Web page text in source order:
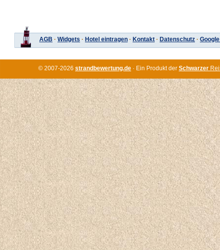
AGB · Widgets · Hotel eintragen · Kontakt · Datenschutz ·
© 2007-2026 strandbewertung.de · Ein Produkt der Schwarzer